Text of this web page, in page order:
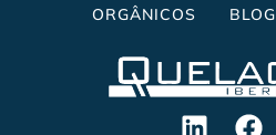
ORGÂNICOS BLOG